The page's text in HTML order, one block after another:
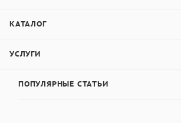
КАТАЛОГ
УСЛУГИ
ПОПУЛЯРНЫЕ СТАТЬИ